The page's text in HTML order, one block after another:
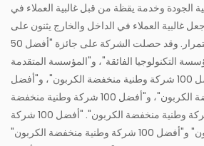
الجودة وخدمة يقظة من قبل غالبية العملاء في
غالبية العملاء في الداخل والخارج يثنون على
الشركة ويقدرونها باستمرار. وقد حصلت الشركة على جائزة "أفضل 50
التكنولوجيا الفائقة"، و"المؤسسة المتقدمة
للابتكار والتميز"، و"أفضل 100 شركة وطنية منخفضة الكربون"، و"أفضل
100 شركة وطنية منخفضة الكربون"، و"أفضل 100 شركة وطنية منخفضة
الكربون"، و"أفضل 100 شركة وطنية منخفضة الكربون". "أفضل 100 شركة
وطنية منخفضة الكربون" و"أفضل 100 شركة وطنية منخفضة الكربون"